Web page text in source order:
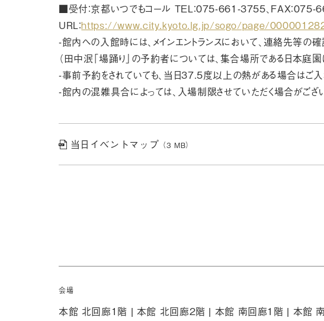
■受付：京都いつでもコール TEL：075-661-3755、FAX：075-
URL：https://www.city.kyoto.lg.jp/sogo/page/
-館内への入館時には、メインエントランスにおいて、連絡先等の
（田中泯「場踊り」の予約者については、集合場所である日本庭園
-事前予約をされていても、当日37.5度以上の熱がある場合はご
-館内の混雑具合によっては、入場制限させていただく場合がござい
当日イベントマップ （3 MB）
会場
本館 北回廊1階 | 本館 北回廊2階 | 本館 南回廊1階 | 本館